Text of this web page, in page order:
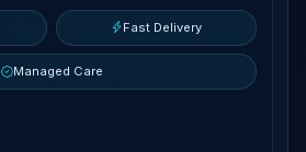
Fast Delivery
Managed Care